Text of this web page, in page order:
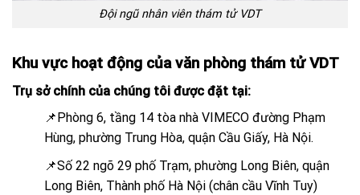
Đội ngũ nhân viên thám tử VDT
Khu vực hoạt động của văn phòng thám tử VDT
Trụ sở chính của chúng tôi được đặt tại:
📌Phòng 6, tầng 14 tòa nhà VIMECO đường Phạm
Hùng, phường Trung Hòa, quận Cầu Giấy, Hà Nội.
📌Số 22 ngõ 29 phố Trạm, phường Long Biên, quận
Long Biên, Thành phố Hà Nội (chân cầu Vĩnh Tuy)